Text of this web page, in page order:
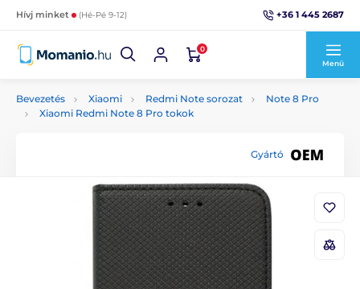
Hívj minket (Hé-Pé 9-12) +36 1 445 2687
0
Menü
Bevezetés Xiaomi Redmi Note sorozat
Note 8 Pro
Xiaomi Redmi Note 8 Pro tokok
Gyártó